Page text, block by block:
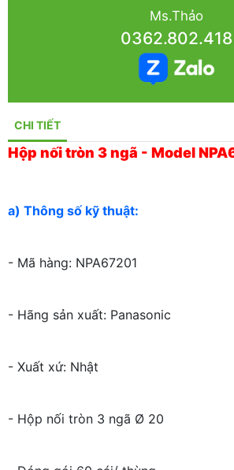
Ms.Thảo
0362.802.418
CHI TIẾT
Hộp nối tròn 3 ngã - Model
a) Thông số kỹ thuật:
- Mã hàng: NPA67201
- Hãng sản xuất: Panasonic
- Xuất xứ: Nhật
- Hộp nối tròn 3 ngã Ø 20